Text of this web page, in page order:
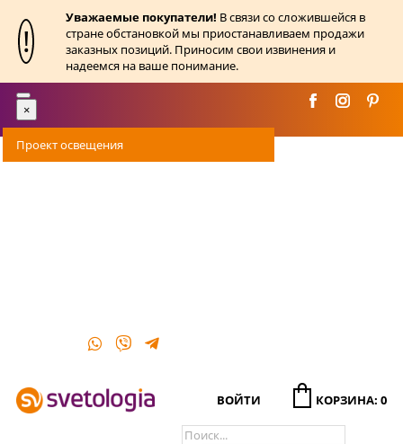
!
Уважаемые покупатели! В связи со сложившейся в
стране обстановкой мы приостанавливаем продажи
заказных позиций. Приносим свои извинения и
надеемся на ваше понимание.
Toggle
navigation
×
Проект освещения
ВОЙТИ КОРЗИНА: 0